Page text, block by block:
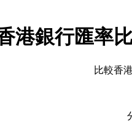
港銀行匯率
比較香